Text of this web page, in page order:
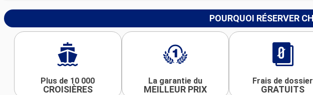
POURQUOI RÉSERVER
Plus de 10 000
CROISIÈRES
La garantie du
MEILLEUR PRIX
Frais de dossier
GRATUITS